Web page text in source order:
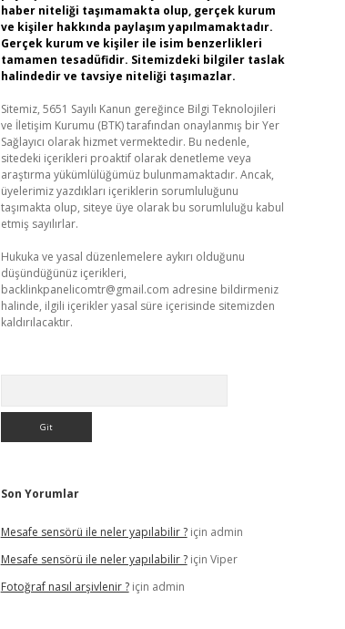
haber niteliği taşımamakta olup, gerçek kurum
ve kişiler hakkında paylaşım yapılmamaktadır.
Gerçek kurum ve kişiler ile isim benzerlikleri
tamamen tesadüfidir. Sitemizdeki bilgiler taslak
halindedir ve tavsiye niteliği taşımazlar.
Sitemiz, 5651 Sayılı Kanun gereğince Bilgi Teknolojileri
ve İletişim Kurumu (BTK) tarafından onaylanmış bir Yer
Sağlayıcı olarak hizmet vermektedir. Bu nedenle,
sitedeki içerikleri proaktif olarak denetleme veya
araştırma yükümlülüğümüz bulunmamaktadır. Ancak,
üyelerimiz yazdıkları içeriklerin sorumluluğunu
taşımakta olup, siteye üye olarak bu sorumluluğu kabul
etmiş sayılırlar.
Hukuka ve yasal düzenlemelere aykırı olduğunu
düşündüğünüz içerikleri,
backlinkpanelicomtr@gmail.com adresine bildirmeniz
halinde, ilgili içerikler yasal süre içerisinde sitemizden
kaldırılacaktır.
Son Yorumlar
Mesafe sensörü ile neler yapılabilir ?için admin
Mesafe sensörü ile neler yapılabilir ?için Viper
Fotoğraf nasıl arşivlenir ?için admin